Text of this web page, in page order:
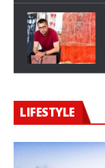
LIFESTYLE